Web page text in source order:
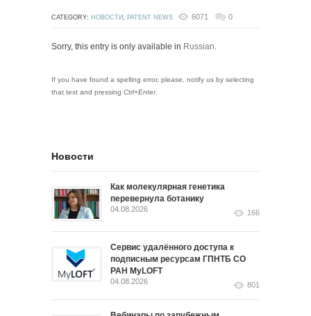
CATEGORY: НОВОСТИ, PATENT NEWS 6071 0
Sorry, this entry is only available in Russian.
If you have found a spelling error, please, notify us by selecting
that text and pressing Ctrl+Enter.
Новости
Как молекулярная генетика
перевернула ботанику
04.08.2026 166
Сервис удалённого доступа к
подписным ресурсам ГПНТБ СО
РАН MyLOFT
04.08.2026 801